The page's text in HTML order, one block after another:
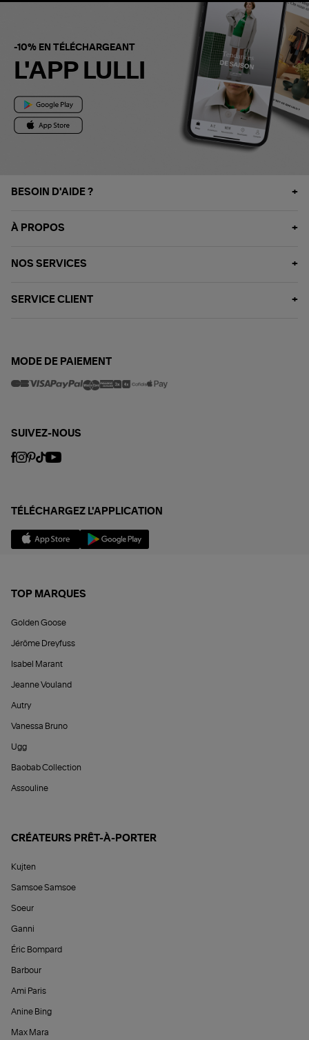
-10% EN TÉLÉCHARGEANT
L'APP LULLI
BESOIN D'AIDE ?
À PROPOS
NOS SERVICES
SERVICE CLIENT
MODE DE PAIEMENT
SUIVEZ-NOUS
TÉLÉCHARGEZ L'APPLICATION
TOP MARQUES
Golden Goose
Jérôme Dreyfuss
Isabel Marant
Jeanne Vouland
Autry
Vanessa Bruno
Ugg
Baobab Collection
Assouline
CRÉATEURS PRÊT-À-PORTER
Kujten
Samsoe Samsoe
Soeur
Ganni
Éric Bompard
Barbour
Ami Paris
Anine Bing
Max Mara